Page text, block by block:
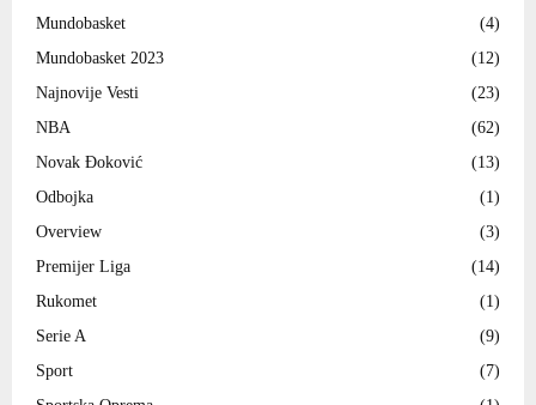
Mundobasket
(4)
Mundobasket 2023
(12)
Najnovije Vesti
(23)
NBA
(62)
Novak Đoković
(13)
Odbojka
(1)
Overview
(3)
Premijer Liga
(14)
Rukomet
(1)
Serie A
(9)
Sport
(7)